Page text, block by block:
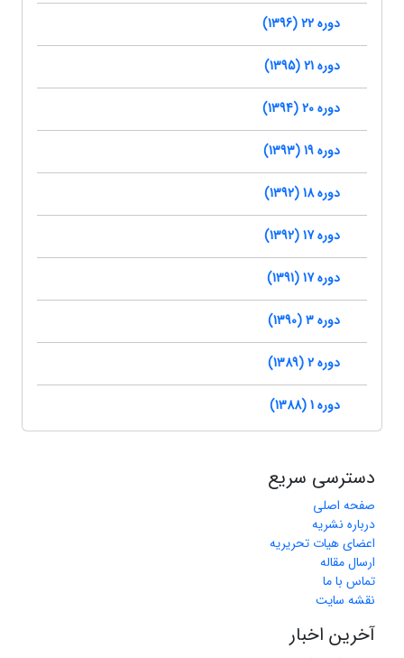
دوره 22 (1396)
دوره 21 (1395)
دوره 20 (1394)
دوره 19 (1393)
دوره 18 (1392)
دوره 17 (1392)
دوره 17 (1391)
دوره 3 (1390)
دوره 2 (1389)
دوره 1 (1388)
دسترسی سریع
صفحه اصلی
درباره نشریه
اعضای هیات تحریریه
ارسال مقاله
تماس با ما
نقشه سایت
آخرین اخبار